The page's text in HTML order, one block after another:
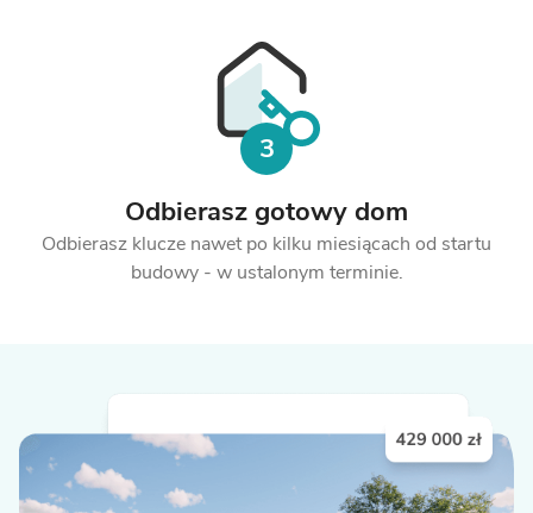
3
Odbierasz gotowy dom
Odbierasz klucze nawet po kilku miesiącach od startu
budowy - w ustalonym terminie.